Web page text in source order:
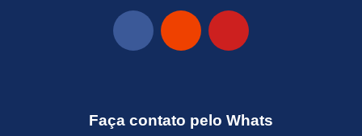
Faça contato pelo Whats